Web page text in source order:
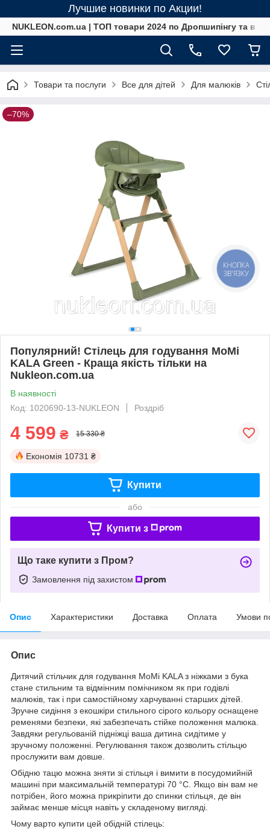
Лучшие новинки по Акции!
NUKLEON.com.ua | ТОП товари 2024 по Дропшипінгу та в
Товари та послуги Все для дітей Для малюків
–70%
Популярний! Стілець для годування MoMi
KALA Green - Краща якість тільки на
Nukleon.com.ua
В наявності
Код: 1020690-13-NUKLEON
Роздріб
4 599 ₴ 15 330 ₴
Економія 10731 ₴
Купити
або
Купити з
Що таке купити з Пром?
Замовлення під захистом
Опис Характеристики Доставка Оплата Умови
Опис
Дитячий стільчик для годування MoMi KALA з ніжками з бука
стане стильним та відмінним помічником як при годівлі
малюків, так і при самостійному харчуванні старших дітей.
Зручне сидіння з екошкіри стильного сірого кольору оснащене
ременями безпеки, які забезпечать стійке положення малюка.
Завдяки регульованій підніжці ваша дитина сидітиме у
зручному положенні. Регулювання також дозволить стільцю
прослужити вам довше.
Обідню тацю можна зняти зі стільця і вимити в посудомийній
машині при максимальній температурі 70 °C. Якщо він вам не
потрібен, його можна прикріпити до спинки стільця, де він
займає менше місця навіть у складеному вигляді.
Чому варто купити цей обідній стілець:
КНОПКА
ЗВ'ЯЗКУ